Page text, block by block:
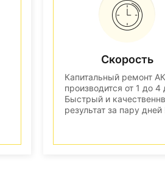
Скорость
Капитальный ремонт
производится от 1 до 4
Быстрый и
результат за пару дней